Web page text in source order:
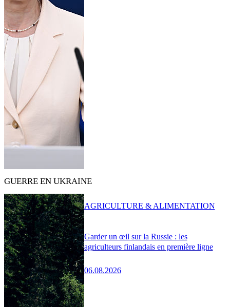
GUERRE EN UKRAINE
Garder un œil sur la Russie : les
agriculteurs finlandais en première ligne
06.08.2026
AGRICULTURE & ALIMENTATION